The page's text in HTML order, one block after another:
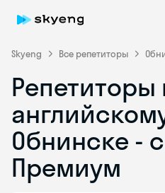
Skyeng Все репетиторы
Репетиторы
Обнинске -
Премиум
Skyeng Chat